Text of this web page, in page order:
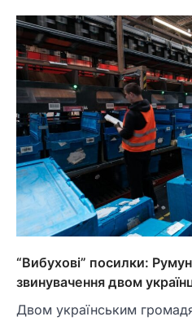
“Вибухові” посилки:
звинувачення двом
Двом українським